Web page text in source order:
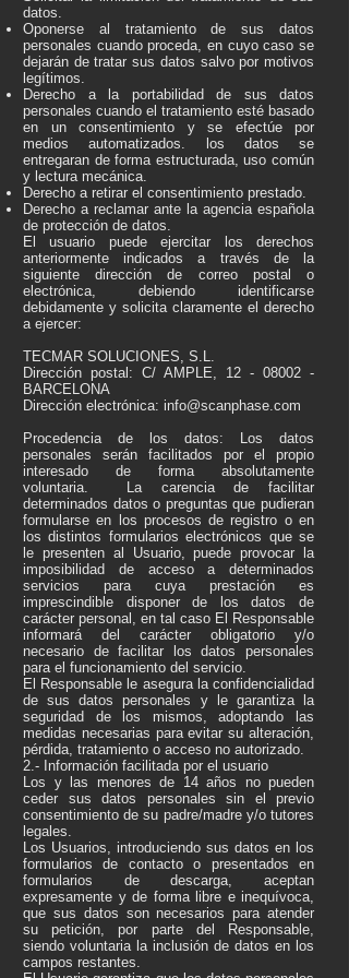
datos.
Oponerse al tratamiento de sus datos
personales cuando proceda, en cuyo caso se
dejarán de tratar sus datos salvo por motivos
legítimos.
Derecho a la portabilidad de sus datos
personales cuando el tratamiento esté basado
en un consentimiento y se efectúe por
medios automatizados. los datos se
entregaran de forma estructurada, uso común
y lectura mecánica.
Derecho a retirar el consentimiento prestado.
Derecho a reclamar ante la agencia española
de protección de datos.
El usuario puede ejercitar los derechos
anteriormente indicados a través de la
siguiente dirección de correo postal o
electrónica, debiendo identificarse
debidamente y solicita claramente el derecho
a ejercer:
TECMAR SOLUCIONES, S.L.
Dirección postal: C/ AMPLE, 12 - 08002 -
BARCELONA
Dirección electrónica: info@scanphase.com
Procedencia de los datos: Los datos
personales serán facilitados por el propio
interesado de forma absolutamente
voluntaria. La carencia de facilitar
determinados datos o preguntas que pudieran
formularse en los procesos de registro o en
los distintos formularios electrónicos que se
le presenten al Usuario, puede provocar la
imposibilidad de acceso a determinados
servicios para cuya prestación es
imprescindible disponer de los datos de
carácter personal, en tal caso El Responsable
informará del carácter obligatorio y/o
necesario de facilitar los datos personales
para el funcionamiento del servicio.
El Responsable le asegura la confidencialidad
de sus datos personales y le garantiza la
seguridad de los mismos, adoptando las
medidas necesarias para evitar su alteración,
pérdida, tratamiento o acceso no autorizado.
2.- Información facilitada por el usuario
Los y las menores de 14 años no pueden
ceder sus datos personales sin el previo
consentimiento de su padre/madre y/o tutores
legales.
Los Usuarios, introduciendo sus datos en los
formularios de contacto o presentados en
formularios de descarga, aceptan
expresamente y de forma libre e inequívoca,
que sus datos son necesarios para atender
su petición, por parte del Responsable,
siendo voluntaria la inclusión de datos en los
campos restantes.